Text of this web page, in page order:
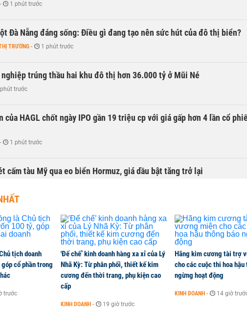
- 1 phút trước
Đà Nẵng đáng sống: Điều gì đang tạo nên sức hút của đô thị biển?
TRƯỜNG - 1 phút trước
trúng thầu hai khu đô thị hơn 36.000 tỷ ở Mũi Né
trước
của HAGL chốt ngày IPO gần 19 triệu cp với giá gấp hơn 4 lần cổ
- 1 phút trước
cấm tàu Mỹ qua eo biển Hormuz, giá dầu bật tăng trở lại
tư công quý III: Khi các siêu dự án áp sát 'vạch đích'
trước
Mỹ phục hồi nhờ thuế quan
phút trước
đô thị nén dọc đường sắt TP HCM - Cần Thơ
tịch doanh
cổ phần trong
trước
'Đế chế’ kinh doanh hàng xa xỉ của Lý
Nhã Kỳ: Từ phân phối, thiết kế kim
cương đến thời trang, phụ kiện cao
cấp
KINH DOANH - 19 giờ trước
Hãng kim cương tài trợ
cho các cuộc thi hoa hậu
ngừng hoạt động
KINH DOANH - 14 giờ